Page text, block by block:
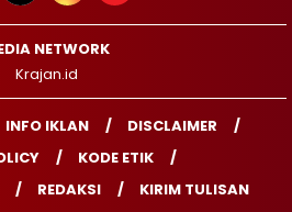
NETWORK
Krajan.id
INFO IKLAN
DISCLAIMER
KODE ETIK
REDAKSI KIRIM TULISAN